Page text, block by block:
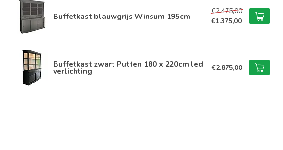
Buffetkast blauwgrijs Winsum 195cm
€2.475,00
€1.375,00
Buffetkast zwart Putten 180 x 220cm led
verlichting €2.875,00